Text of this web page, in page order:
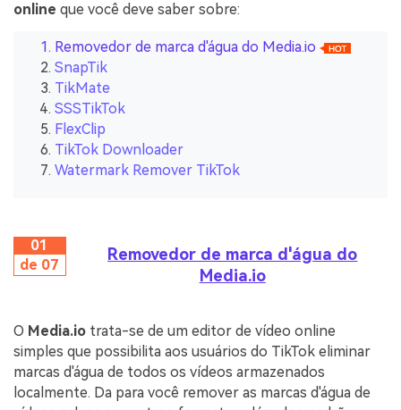
online que você deve saber sobre:
Removedor de marca d'água do Media.io
SnapTik
TikMate
SSSTikTok
FlexClip
TikTok Downloader
Watermark Remover TikTok
01
de 07
Removedor de marca d'água do
Media.io
O Media.io trata-se de um editor de vídeo online
simples que possibilita aos usuários do TikTok eliminar
marcas d'água de todos os vídeos armazenados
localmente. Da para você remover as marcas d'água de